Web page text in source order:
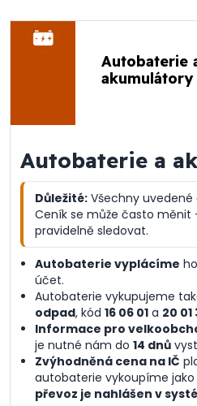
Autobaterie
akumulátory
Autobaterie a
Důležité: Všechny uvedené
Ceník se může často měnit
pravidelně sledovat.
Autobaterie vyplácíme
účet.
Autobaterie vykupujeme
odpad, kód 16 06 01 a 20 01
Informace pro
je nutné nám do 14 dnů
Zvýhodněná cena na IČ
autobaterie vykoupíme jako
převoz je nahlášen v